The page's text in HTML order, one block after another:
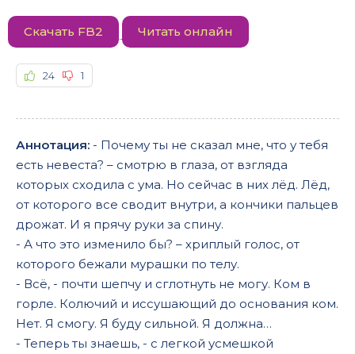
Скачать FB2 Читать онлайн
24 1
Аннотация: - Почему ты не сказал мне, что у тебя
есть невеста? – смотрю в глаза, от взгляда
которых сходила с ума. Но сейчас в них лёд. Лёд,
от которого все сводит внутри, а кончики пальцев
дрожат. И я прячу руки за спину.
- А что это изменило бы? – хриплый голос, от
которого бежали мурашки по телу.
- Всё, - почти шепчу и сглотнуть не могу. Ком в
горле. Колючий и иссушающий до основания ком.
Нет. Я смогу. Я буду сильной. Я должна…
- Теперь ты знаешь, - с легкой усмешкой